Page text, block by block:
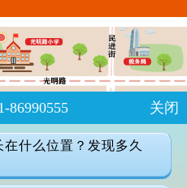
86990555 关闭
什么位置？发现多久